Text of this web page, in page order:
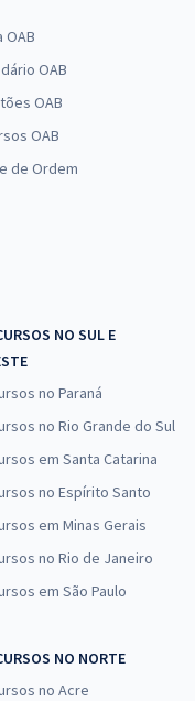
OAB
OAB
OAB
OAB
de Ordem
NO SUL E
no Paraná
no Rio Grande do Sul
em Santa Catarina
no Espírito Santo
em Minas Gerais
no Rio de Janeiro
em São Paulo
NO NORTE
no Acre